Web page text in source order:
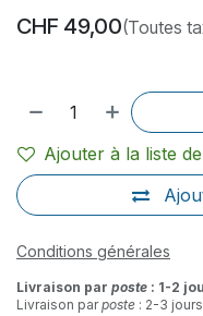
CHF 49,00(Toutes
Ajouter à la liste
Conditions générales
Livraison par poste : 1-2
Livraison parposte : 2-3